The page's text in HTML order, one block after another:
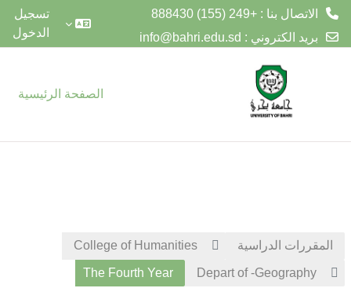
الاتصال بنا : +249 (155) 888430
بريد الكتروني : info@bahri.edu.sd
تسجيل
الدخول
الصفحة الرئيسية
المقررات الدراسية College of Humanities
Depart of -Geography
The Fourth Year